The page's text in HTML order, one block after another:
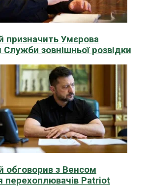
призначить Умєрова
Служби зовнішньої розвідки
обговорив з Венсом
перехоплювачів Patriot